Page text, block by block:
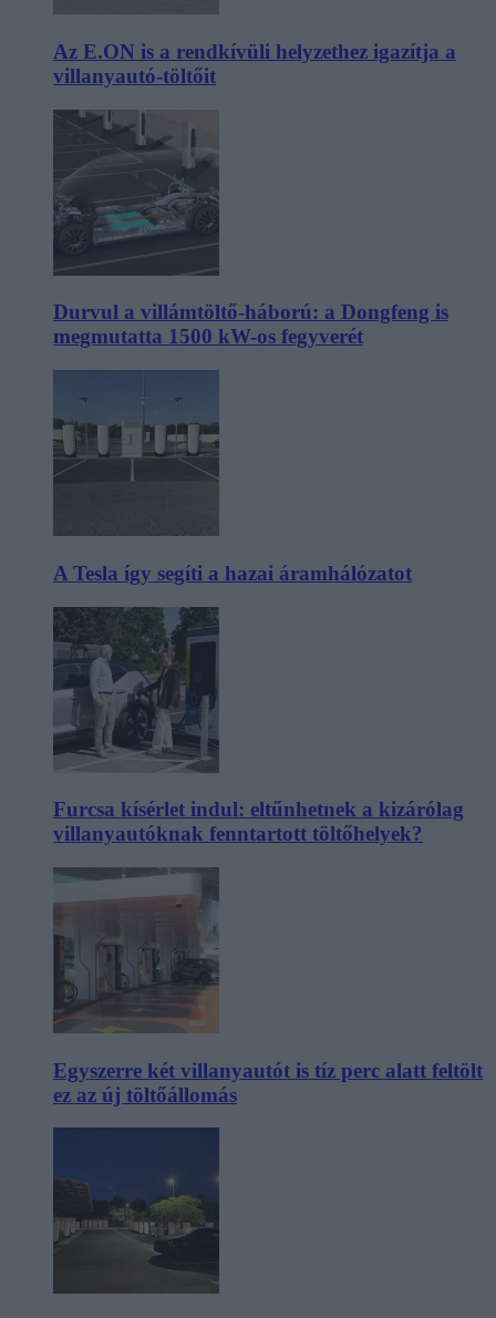
Az E.ON is a rendkívüli helyzethez igazítja a
villanyautó-töltőit
Durvul a villámtöltő-háború: a Dongfeng is
megmutatta 1500 kW-os fegyverét
A Tesla így segíti a hazai áramhálózatot
Furcsa kísérlet indul: eltűnhetnek a kizárólag
villanyautóknak fenntartott töltőhelyek?
Egyszerre két villanyautót is tíz perc alatt feltölt
ez az új töltőállomás